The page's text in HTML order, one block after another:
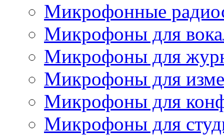
Микрофонные
Микрофоны для
Микрофоны для
Микрофоны для
Микрофоны для
Микрофоны для